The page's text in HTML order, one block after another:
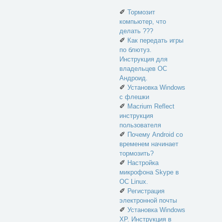
✐ Тормозит
компьютер, что
делать ???
✐ Как передать игры
по блютуз.
Инструкция для
владельцев ОС
Андроид.
✐ Установка Windows
с флешки
✐ Macrium Reflect
инструкция
пользователя
✐ Почему Android со
временем начинает
тормозить?
✐ Настройка
микрофона Skype в
ОС Linux.
✐ Регистрация
электронной почты
✐ Установка Windows
XP. Инструкция в